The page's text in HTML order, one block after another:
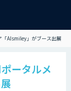
AIsmiley」がブース出展
ータルメ